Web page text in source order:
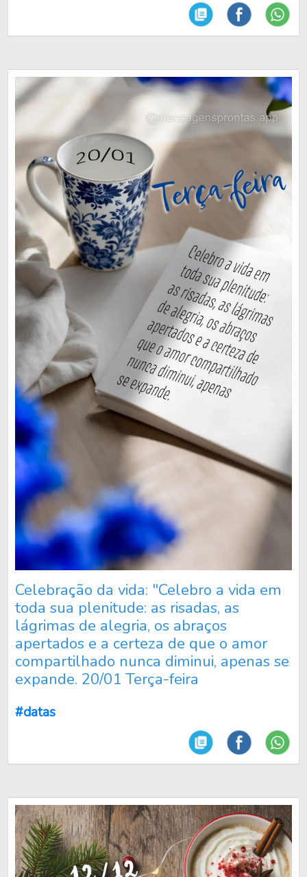
Celebração da vida: "Celebro a vida em
toda sua plenitude: as risadas, as
lágrimas de alegria, os abraços
apertados e a certeza de que o amor
compartilhado nunca diminui, apenas se
expande. 20/01 Terça-feira
#datas